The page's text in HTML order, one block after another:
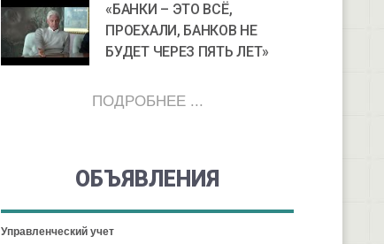
«БАНКИ – ЭТО ВСЁ,
ПРОЕХАЛИ, БАНКОВ НЕ
БУДЕТ ЧЕРЕЗ ПЯТЬ ЛЕТ»
ПОДРОБНЕЕ ...
ОБЪЯВЛЕНИЯ
Управленческий учет